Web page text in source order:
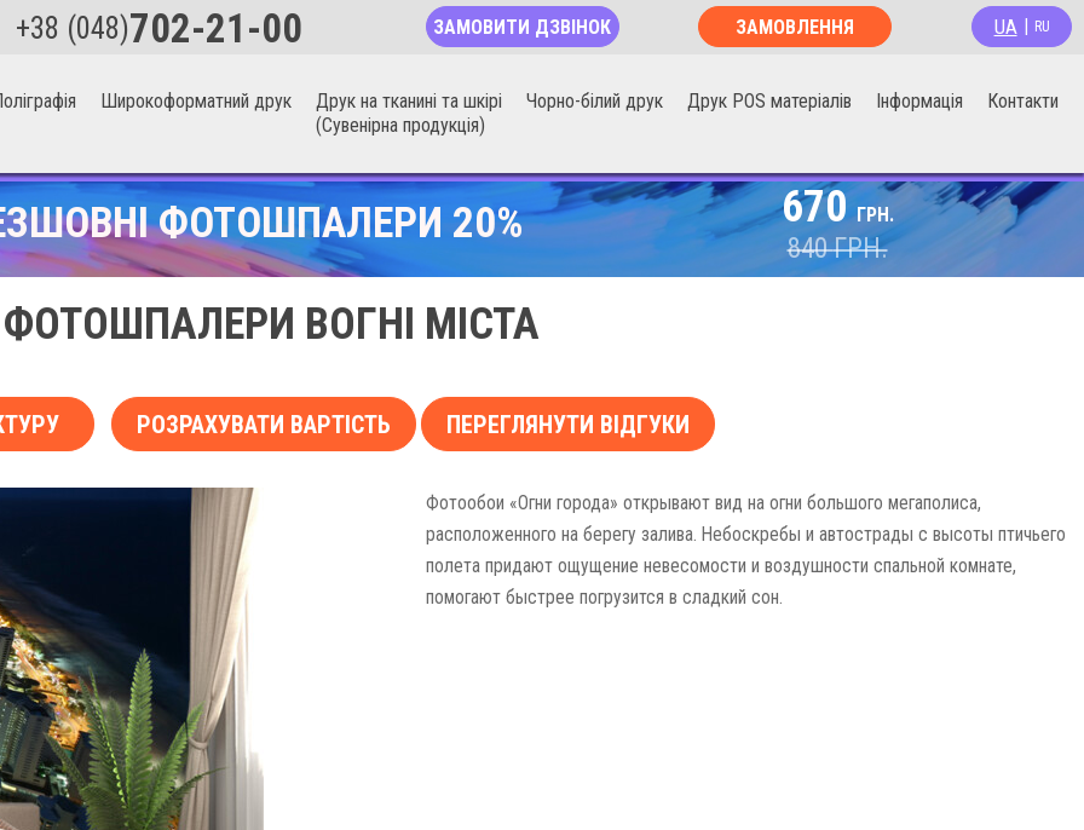
+38 (048)702-21-00 ЗАМОВИТИ ДЗВІНОК
ЗАМОВЛЕННЯ
UA RU
Широкоформатний друк
Друк на тканині та шкірі
(Сувенірна продукція)
Чорно-білий друк Друк POS матеріалів Інформація Контакти
ФОТОШПАЛЕРИ 20% 670ГРН.
840ГРН.
ФОТОШПАЛЕРИ ВОГНІ МІСТА
РОЗРАХУВАТИ ВАРТІСТЬ ПЕРЕГЛЯНУТИ ВІДГУКИ
Фотообои «Огни города» открывают вид на огни большого мегаполиса,
расположенного на берегу залива. Небоскребы и автострады с высоты птичьего
полета придают ощущение невесомости и воздушности спальной комнате,
помогают быстрее погрузится в сладкий сон.